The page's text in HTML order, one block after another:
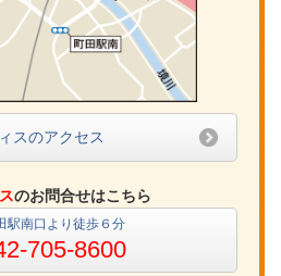
スのアクセス
のお問合せはこちら
駅南口より徒歩６分
705-8600